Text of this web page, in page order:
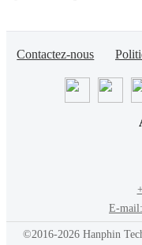
Contactez-nous
E-
©2016-2026 Hanphin